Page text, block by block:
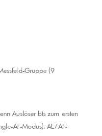
Gruppe (9
Auslöser bis zum ersten
AF-Modus), AE/AF-